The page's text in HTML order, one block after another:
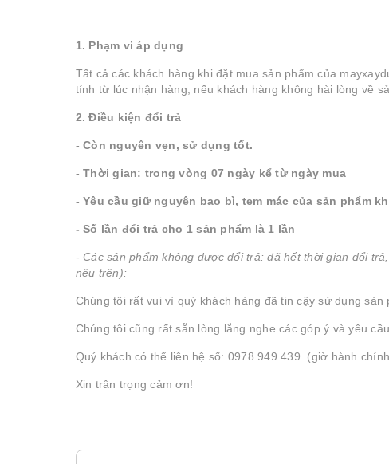
1. Phạm vi áp dụng
Tất cả các khách hàng khi đặt mua sản phẩm của
tính từ lúc nhận hàng, nếu khách hàng không hài lòng về
2. Điều kiện đổi trả
- Còn nguyên vẹn, sử dụng tốt.
- Thời gian: trong vòng 07 ngày kể từ ngày mua
- Yêu cầu giữ nguyên bao bì, tem mác của sản phẩm
- Số lần đổi trả cho 1 sản phẩm là 1 lần
- Các sản phẩm không được đổi trả: đã hết thời gian đổi
nêu trên):
Chúng tôi rất vui vì quý khách hàng đã tin cậy sử dụng sản
Chúng tôi cũng rất sẵn lòng lắng nghe các góp ý và yêu
Quý khách có thể liên hệ số: 0978 949 439 (giờ hành
Xin trân trọng cảm ơn!